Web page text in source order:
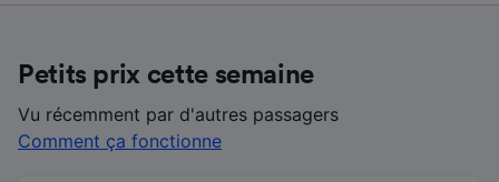
Petits prix cette semaine
Vu récemment par d'autres passagers
Comment ça fonctionne